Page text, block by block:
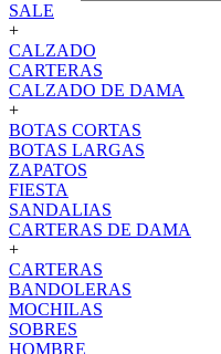
SALE
+
CALZADO
CARTERAS
CALZADO DE DAMA
+
BOTAS CORTAS
BOTAS LARGAS
ZAPATOS
FIESTA
SANDALIAS
CARTERAS DE DAMA
+
CARTERAS
BANDOLERAS
MOCHILAS
SOBRES
HOMBRE